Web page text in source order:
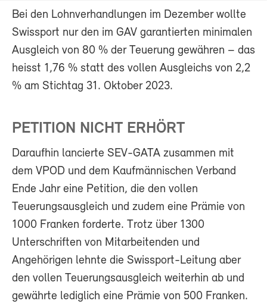
Bei den Lohnverhandlungen im Dezember wollte
Swissport nur den im GAV garantierten minimalen
Ausgleich von 80 % der Teuerung gewähren – das
heisst 1,76 % statt des vollen Ausgleichs von 2,2
% am Stichtag 31. Oktober 2023.
PETITION NICHT ERHÖRT
Daraufhin lancierte SEV-GATA zusammen mit
dem VPOD und dem Kaufmännischen Verband
Ende Jahr eine Petition, die den vollen
Teuerungsausgleich und zudem eine Prämie von
1000 Franken forderte. Trotz über 1300
Unterschriften von Mitarbeitenden und
Angehörigen lehnte die Swissport-Leitung aber
den vollen Teuerungsausgleich weiterhin ab und
gewährte lediglich eine Prämie von 500 Franken.